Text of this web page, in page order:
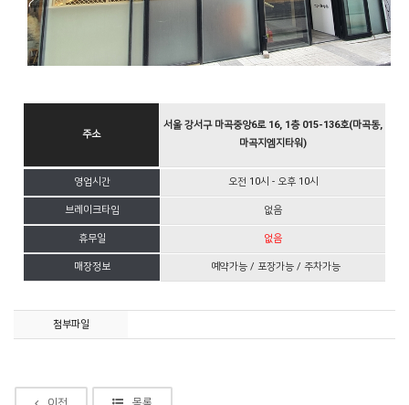
주소
서울 강서구 마곡중앙6로 16, 1층 015-136호(마곡동,
마곡지엠지타워)
영업시간 오전 10시 - 오후 10시
브레이크타임 없음
휴무일 없음
매장정보 예약가능 / 포장가능 / 주차가능
첨부파일
이전 목록